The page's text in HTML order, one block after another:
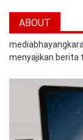
ABOUT
menyajikan berita